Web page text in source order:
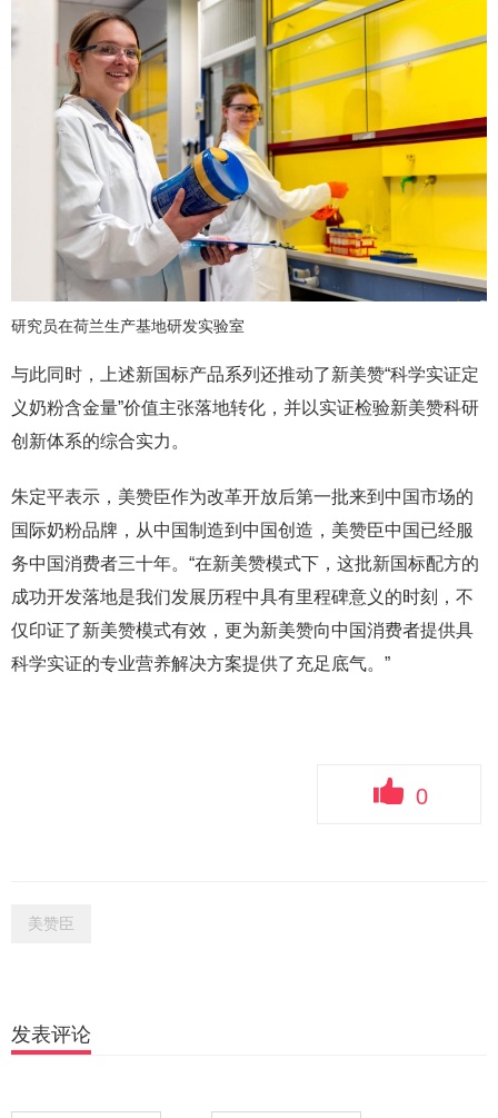
研究员在荷兰生产基地研发实验室
与此同时，上述新国标产品系列还推动了新美赞“科学实证定
义奶粉含金量”价值主张落地转化，并以实证检验新美赞科研
创新体系的综合实力。
朱定平表示，美赞臣作为改革开放后第一批来到中国市场的
国际奶粉品牌，从中国制造到中国创造，美赞臣中国已经服
务中国消费者三十年。“在新美赞模式下，这批新国标配方的
成功开发落地是我们发展历程中具有里程碑意义的时刻，不
仅印证了新美赞模式有效，更为新美赞向中国消费者提供具
科学实证的专业营养解决方案提供了充足底气。”
0
美赞臣
发表评论